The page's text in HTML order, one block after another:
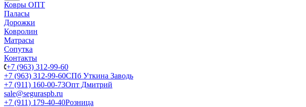
Ковры ОПТ
Паласы
Дорожки
Ковролин
Матрасы
Сопутка
Контакты
+7 (963) 312-99-60
+7 (963) 312-99-60СПб Уткина Заводь
+7 (911) 160-00-73Опт Дмитрий
sale@seguraspb.ru
+7 (911) 179-40-40Розница